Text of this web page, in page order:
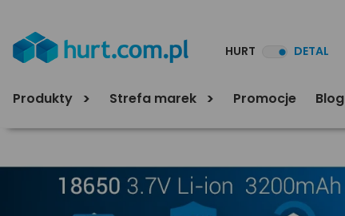
HURT DETAL
Produkty Strefa marek Promocje Blog